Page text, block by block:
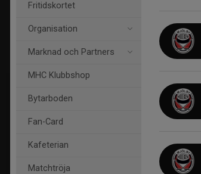
Fritidskortet
Organisation
Marknad och Partners
MHC Klubbshop
Bytarboden
Fan-Card
Kafeterian
Matchtröja